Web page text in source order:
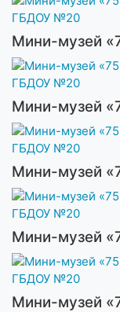
ГБДОУ №20
Мини-музей
ГБДОУ №20
Мини-музей
ГБДОУ №20
Мини-музей
ГБДОУ №20
Мини-музей
ГБДОУ №20
Мини-музей